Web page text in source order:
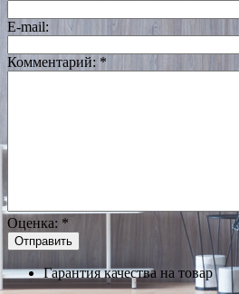
E-mail:
Комментарий: *
Оценка: *
Гарантия качества на товар